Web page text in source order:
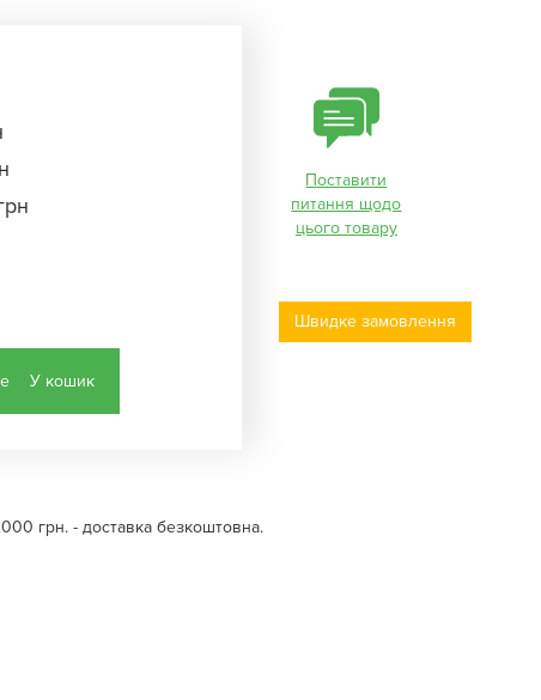
У кошик
Поставити
питання щодо
цього товару
Швидке замовлення
грн. - доставка безкоштовна.